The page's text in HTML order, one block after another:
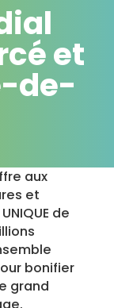
et
de-
aux
et
de
bonifier
grand